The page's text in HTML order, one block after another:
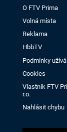
O FTV Prima
Volná místa
Reklama
HbbTV
Podmínky
Cookies
Vlastník FTV
r.o.
Nahlásit chybu